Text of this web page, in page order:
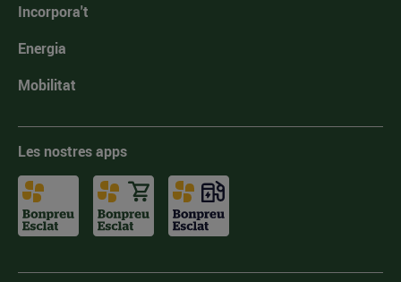
Incorpora't
Energia
Mobilitat
Les nostres apps